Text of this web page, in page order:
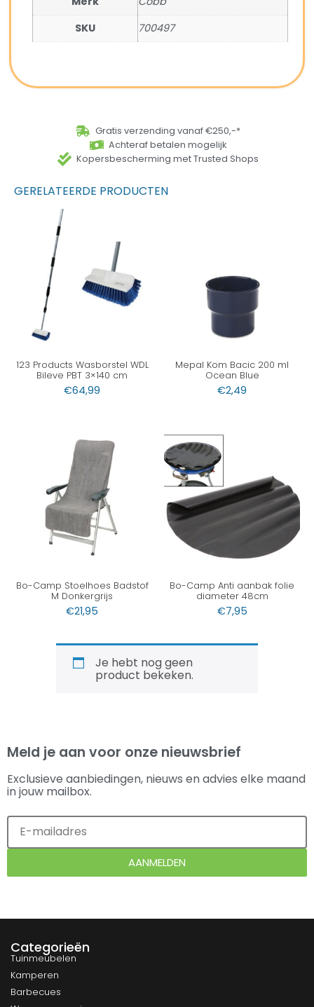
SKU
700497
Gratis verzending vanaf €250,-*
Achteraf betalen mogelijk
Kopersbescherming met Trusted Shops
GERELATEERDE PRODUCTEN
123 Products Wasborstel WDL
Bileve PBT 3×140 cm
€64,99
Mepal Kom Bacic 200 ml
Ocean Blue
€2,49
Bo-Camp Stoelhoes Badstof
M Donkergrijs
€21,95
Bo-Camp Anti aanbak folie
diameter 48cm
€7,95
Je hebt nog geen
product bekeken.
Meld je aan voor onze nieuwsbrief
Exclusieve aanbiedingen, nieuws en advies elke maand
in jouw mailbox.
AANMELDEN
Categorieën
Tuinmeubelen
Kamperen
Barbecues